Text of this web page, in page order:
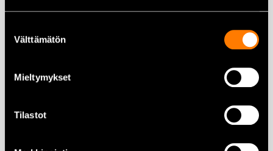
valinta
Välttämätön
Mieltymykset
Tilastot
Stihl CF3 Pro siima 2,7mm
32,90
Stihl FS 131 Teräsetillä –
Tehokas ja monipuolinen
659,00
Lisää ostoskoriin